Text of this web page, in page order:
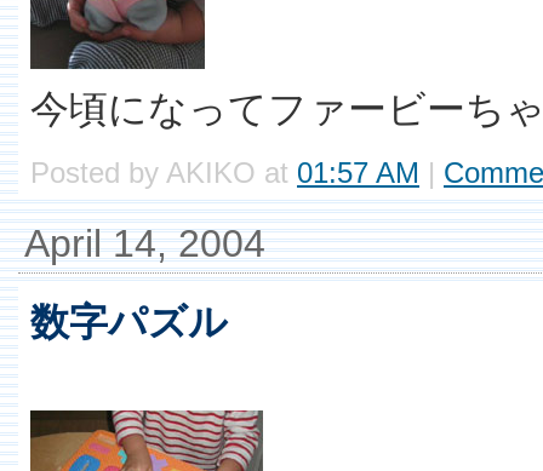
今頃になってファービーち
Posted by AKIKO at 01:57 AM |
April 14, 2004
数字パズル